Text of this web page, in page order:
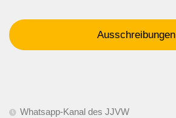
Ausschreibungen
Whatsapp-Kanal des JJVW